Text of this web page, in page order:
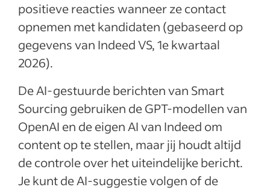
positieve reacties wanneer ze contact
opnemen met kandidaten (gebaseerd op
gegevens van Indeed VS, 1e kwartaal
2026).
De AI-gestuurde berichten van Smart
Sourcing gebruiken de GPT-modellen van
OpenAI en de eigen AI van Indeed om
content op te stellen, maar jij houdt altijd
de controle over het uiteindelijke bericht.
Je kunt de AI-suggestie volgen of de